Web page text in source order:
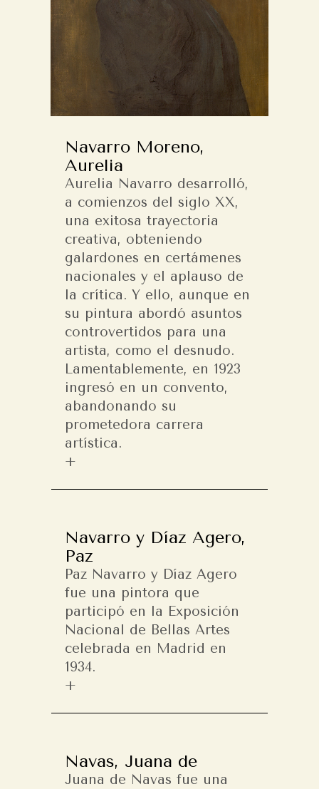
Navarro Moreno,
Aurelia
Aurelia Navarro desarrolló,
a comienzos del siglo XX,
una exitosa trayectoria
creativa, obteniendo
galardones en certámenes
nacionales y el aplauso de
la crítica. Y ello, aunque en
su pintura abordó asuntos
controvertidos para una
artista, como el desnudo.
Lamentablemente, en 1923
ingresó en un convento,
abandonando su
prometedora carrera
artística.
Navarro y Díaz Agero,
Paz
Paz Navarro y Díaz Agero
fue una pintora que
participó en la Exposición
Nacional de Bellas Artes
celebrada en Madrid en
1934.
Navas, Juana de
Juana de Navas fue una